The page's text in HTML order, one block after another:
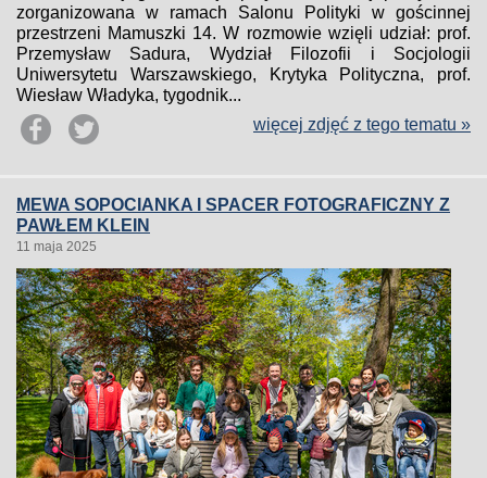
zorganizowana w ramach Salonu Polityki w gościnnej
przestrzeni Mamuszki 14. W rozmowie wzięli udział: prof.
Przemysław Sadura, Wydział Filozofii i Socjologii
Uniwersytetu Warszawskiego, Krytyka Polityczna, prof.
Wiesław Władyka, tygodnik...
więcej zdjęć z tego tematu »
MEWA SOPOCIANKA I SPACER FOTOGRAFICZNY Z
PAWŁEM KLEIN
11 maja 2025